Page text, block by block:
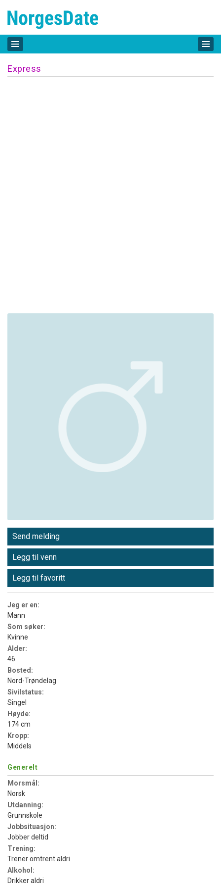
Express
Send melding
Legg til venn
Legg til favoritt
Jeg er en:
Mann
Som søker:
Kvinne
Alder:
46
Bosted:
Nord-Trøndelag
Sivilstatus:
Singel
Høyde:
174 cm
Kropp:
Middels
Generelt
Morsmål:
Norsk
Utdanning:
Grunnskole
Jobbsituasjon:
Jobber deltid
Trening:
Trener omtrent aldri
Alkohol:
Drikker aldri